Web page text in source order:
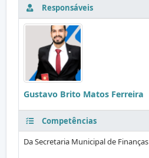
Responsáveis
Gustavo Brito Matos Ferreira
Competências
Da Secretaria Municipal de Finanças